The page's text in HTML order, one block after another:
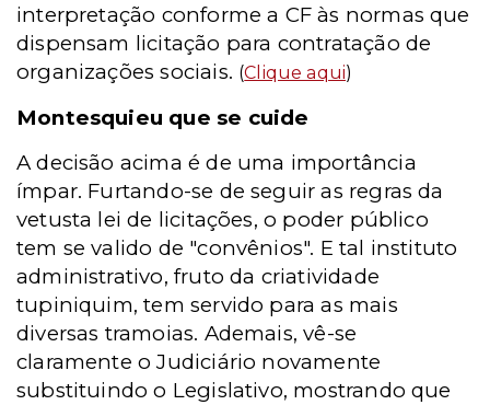
interpretação conforme a CF às normas que
dispensam licitação para contratação de
organizações sociais. (Clique aqui)
Montesquieu que se cuide
A decisão acima é de uma importância
ímpar. Furtando-se de seguir as regras da
vetusta lei de licitações, o poder público
tem se valido de "convênios". E tal instituto
administrativo, fruto da criatividade
tupiniquim, tem servido para as mais
diversas tramoias. Ademais, vê-se
claramente o Judiciário novamente
substituindo o Legislativo, mostrando que